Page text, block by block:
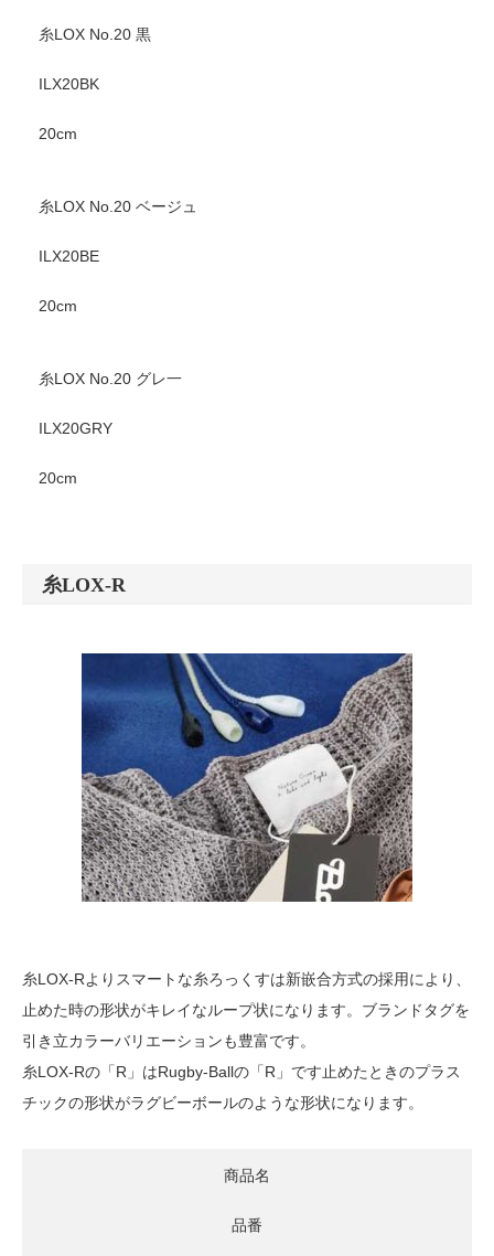
糸LOX No.20 黒
ILX20BK
20cm
糸LOX No.20 ベージュ
ILX20BE
20cm
糸LOX No.20 グレ一
ILX20GRY
20cm
糸LOX-R
糸LOX-Rよりスマートな糸ろっくすは新嵌合方式の採用により、
止めた時の形状がキレイなループ状になります。ブランドタグを
引き立カラーバリエーションも豊富です。
糸LOX-Rの「R」はRugby-Ballの「R」です止めたときのプラス
チックの形状がラグビーボールのような形状になります。
商品名
品番